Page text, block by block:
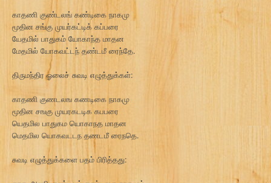
காதணி குண்டலங் கண்டிகை நாகமு
மூதின சங்கு முயர்கட்டிக் கப்பரை
யேதமில் பாதுகம் யோகாந்த மாதன
மேதமில் யோகவட்டந் தண்டமீ ரைந்தே.
திருமந்திர ஓலைச் சுவடி எழுத்துக்கள்:
காதணி குணடலங கணடிகை நாகமு
மூதின சஙகு முயரகடடிக கபபரை
யெதமில பாதுகம யொகாநத மாதன
மெதமில யொகவடடந தணடமீ ரைநதெ.
சுவடி எழுத்துக்களை பதம் பிரித்தது: